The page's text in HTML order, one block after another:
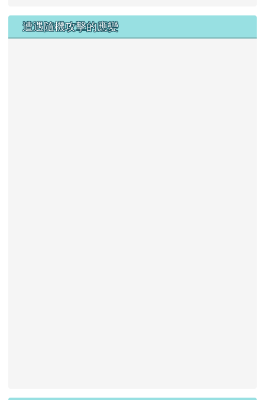
遭遇隨機攻擊的應變